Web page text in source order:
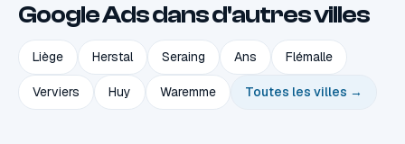
Google Ads dans d'autres villes
Liège Herstal Seraing Ans Flémalle
Verviers Huy Waremme Toutes les villes →